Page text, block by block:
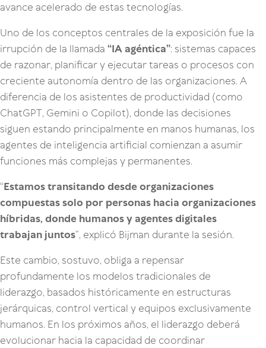
avance acelerado de estas tecnologías.
Uno de los conceptos centrales de la exposición fue la
irrupción de la llamada “IA agéntica”: sistemas capaces
de razonar, planificar y ejecutar tareas o procesos con
creciente autonomía dentro de las organizaciones. A
diferencia de los asistentes de productividad (como
ChatGPT, Gemini o Copilot), donde las decisiones
siguen estando principalmente en manos humanas, los
agentes de inteligencia artificial comienzan a asumir
funciones más complejas y permanentes.
“Estamos transitando desde organizaciones
compuestas solo por personas hacia organizaciones
híbridas, donde humanos y agentes digitales
trabajan juntos”, explicó Bijman durante la sesión.
Este cambio, sostuvo, obliga a repensar
profundamente los modelos tradicionales de
liderazgo, basados históricamente en estructuras
jerárquicas, control vertical y equipos exclusivamente
humanos. En los próximos años, el liderazgo deberá
evolucionar hacia la capacidad de coordinar